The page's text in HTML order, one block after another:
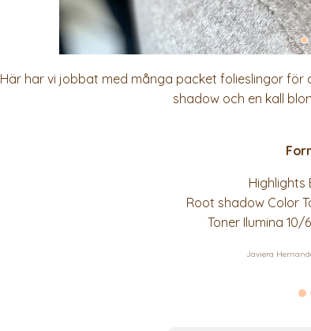
Här har vi jobbat med många packet folieslingor
shadow och en kall
Highlights
Root shadow Color
Toner Ilumina 10/
Javiera